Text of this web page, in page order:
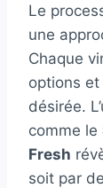
Le
une
Chaque
options et
désirée.
comme le
Fresh
soit par